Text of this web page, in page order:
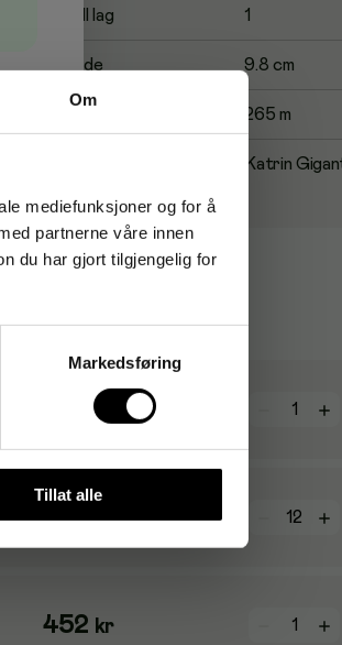
Om
mediefunksjoner og for å
partnerne våre innen
du har gjort tilgjengelig for
Markedsføring
Tillat alle
Antall lag 1
Bredde 9.8 cm
265 m
Katrin
540kr
46kr
452 kr